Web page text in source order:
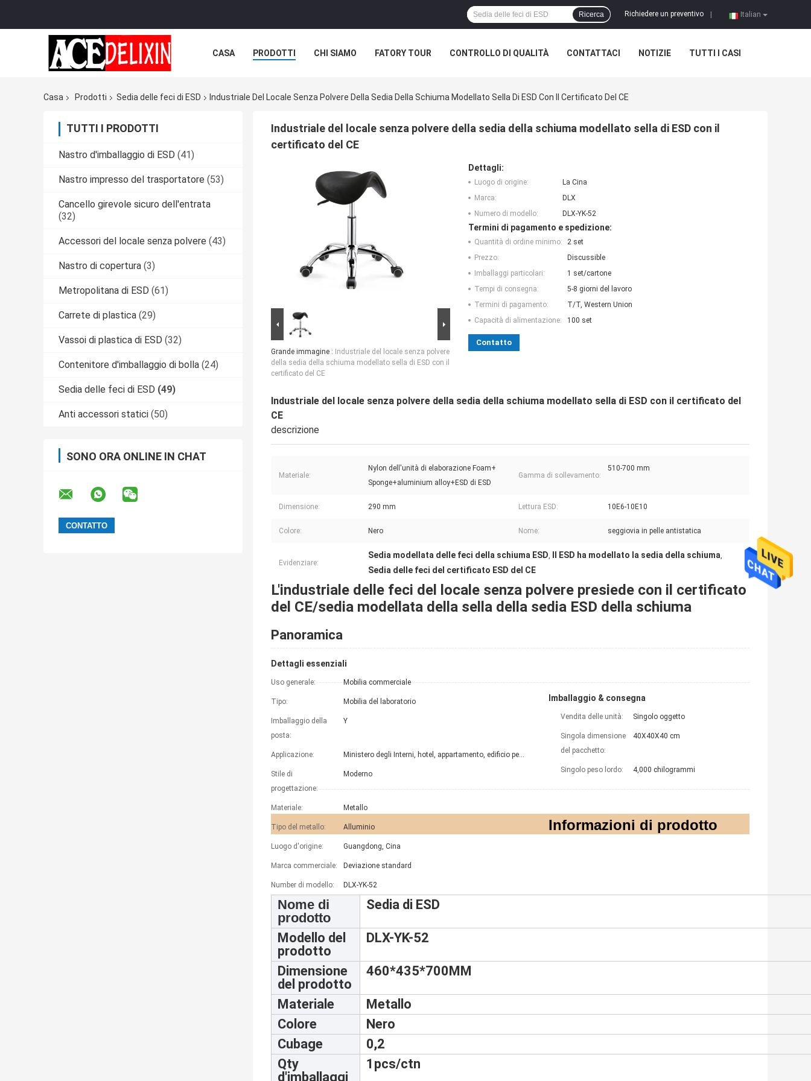
Italian
Richiedere un preventivo
Ricerca
CASA PRODOTTI CHI SIAMO FATORY TOUR CONTROLLO DI QUALITÀ CONTATTACI NOTIZIE TUTTI I CASI
Casa Prodotti Sedia delle feci di ESD Industriale Del Locale Senza Polvere Della Sedia Della Schiuma Modellato Sella Di ESD Con Il Certificato Del CE
TUTTI I PRODOTTI
Nastro d'imballaggio di ESD (41)
Nastro impresso del trasportatore (53)
Cancello girevole sicuro dell'entrata
(32)
Accessori del locale senza polvere (43)
Nastro di copertura (3)
Metropolitana di ESD (61)
Carrete di plastica (29)
Vassoi di plastica di ESD (32)
Contenitore d'imballaggio di bolla (24)
Sedia delle feci di ESD (49)
Anti accessori statici (50)
SONO ORA ONLINE IN CHAT
Industriale del locale senza polvere della sedia della schiuma modellato sella di ESD con il
certificato del CE
Grande immagine : Industriale del locale senza polvere
della sedia della schiuma modellato sella di ESD con il
certificato del CE
Dettagli:
Luogo di origine:
La Cina
Marca:
DLX
Numero di modello:
DLX-YK-52
Termini di pagamento e spedizione:
Quantità di ordine minimo:
2 set
Prezzo:
Discussible
Imballaggi particolari:
1 set/cartone
Tempi di consegna:
5-8 giorni del lavoro
Termini di pagamento:
T/T, Western Union
Capacità di alimentazione:
100 set
Contatto
Industriale del locale senza polvere della sedia della schiuma modellato sella di ESD con il certificato del
CE
descrizione
Materiale:
Nylon dell'unità di elaborazione Foam+
Sponge+aluminium alloy+ESD di ESD
Gamma di sollevamento:
510-700 mm
Dimensione: 290 mm Lettura ESD: 10E6-10E10
Colore: Nero Nome: seggiovia in pelle antistatica
Evidenziare:
Sedia modellata delle feci della schiuma ESD, Il ESD ha modellato la sedia della schiuma,
Sedia delle feci del certificato ESD del CE
L'industriale delle feci del locale senza polvere presiede con il certificato
del CE/sedia modellata della sella della sedia ESD della schiuma
Panoramica
Dettagli essenziali
Uso generale: Mobilia commerciale
Tipo: Mobilia del laboratorio
Imballaggio della
posta:
Y
Applicazione: Ministero degli Interni, hotel, appartamento, edificio per uffici, ospedale, scuola
Stile di
progettazione:
Moderno
Materiale: Metallo
Tipo del metallo: Alluminio
Luogo d'origine: Guangdong, Cina
Marca commerciale: Deviazione standard
Number di modello: DLX-YK-52
Imballaggio & consegna
Vendita delle unità: Singolo oggetto
Singola dimensione
del pacchetto:
40X40X40 cm
Singolo peso lordo: 4,000 chilogrammi
Informazioni di prodotto
Nome di
prodotto
Sedia di ESD
Modello del
prodotto
DLX-YK-52
Dimensione
del prodotto
460*435*700MM
Materiale
Metallo
Colore
Nero
Cubage
0,2
Qty
d'imballaggi
1pcs/ctn